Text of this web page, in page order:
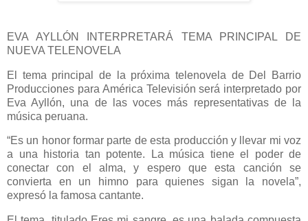
EVA AYLLÓN INTERPRETARÁ TEMA PRINCIPAL DE
NUEVA TELENOVELA
El tema principal de la próxima telenovela de Del Barrio
Producciones para América Televisión será interpretado por
Eva Ayllón, una de las voces más representativas de la
música peruana.
“Es un honor formar parte de esta producción y llevar mi voz
a una historia tan potente. La música tiene el poder de
conectar con el alma, y espero que esta canción se
convierta en un himno para quienes sigan la novela”,
expresó la famosa cantante.